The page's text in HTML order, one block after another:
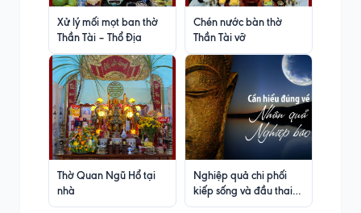
Xử lý mối mọt ban thờ
Thần Tài – Thổ Địa
Chén nước bàn thờ
Thần Tài vỡ
Thờ Quan Ngũ Hổ tại
nhà
Nghiệp quả chi phối
kiếp sống và đầu thai
của chó